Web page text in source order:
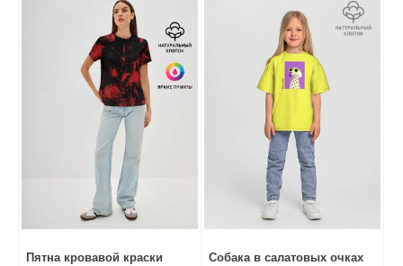
Пятна кровавой краски
Собака в салатовых очках